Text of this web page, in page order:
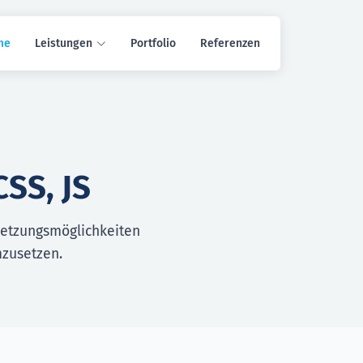
Leistungen Portfolio Referenzen
JS